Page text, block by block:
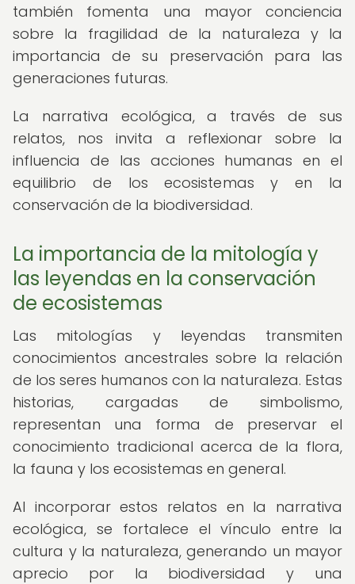
también fomenta una mayor conciencia
sobre la fragilidad de la naturaleza y la
importancia de su preservación para las
generaciones futuras.
La narrativa ecológica, a través de sus
relatos, nos invita a reflexionar sobre la
influencia de las acciones humanas en el
equilibrio de los ecosistemas y en la
conservación de la biodiversidad.
La importancia de la mitología y
las leyendas en la conservación
de ecosistemas
Las mitologías y leyendas transmiten
conocimientos ancestrales sobre la relación
de los seres humanos con la naturaleza. Estas
historias, cargadas de simbolismo,
representan una forma de preservar el
conocimiento tradicional acerca de la flora,
la fauna y los ecosistemas en general.
Al incorporar estos relatos en la narrativa
ecológica, se fortalece el vínculo entre la
cultura y la naturaleza, generando un mayor
aprecio por la biodiversidad y una